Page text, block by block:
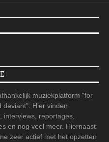
muziekplatform "for
deviant". Hier vinden
interviews, reportages,
en nog veel meer. Hiernaast
zeer actief met het opzetten